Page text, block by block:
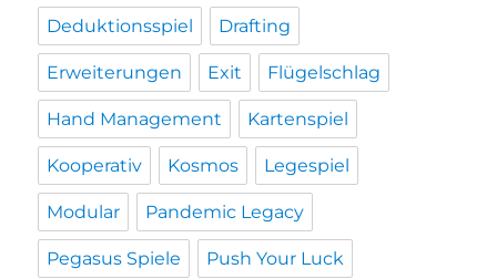
Deduktionsspiel Drafting
Erweiterungen Exit Flügelschlag
Hand Management Kartenspiel
Kooperativ Kosmos Legespiel
Modular Pandemic Legacy
Pegasus Spiele Push Your Luck